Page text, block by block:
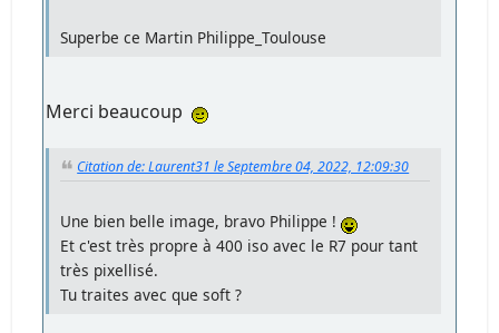
Superbe ce Martin Philippe_Toulouse
Merci beaucoup
Citation de: Laurent31 le Septembre 04, 2022, 12:09:30
Une bien belle image, bravo Philippe !
Et c'est très propre à 400 iso avec le R7 pour tant
très pixellisé.
Tu traites avec que soft ?